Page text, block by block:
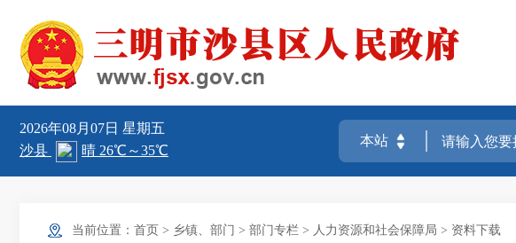
2026年08月07日 星期五
当前位置： 首页 > 乡镇、部门 > 部门专栏 > 人力资源和社会保障局 > 资料下载